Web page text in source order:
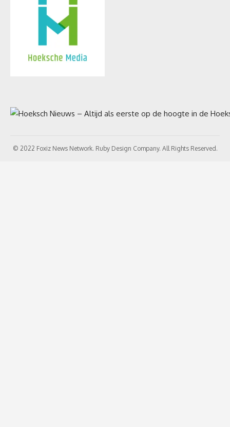
© 2022 Foxiz News Network. Ruby Design Company. All Rights Reserved.